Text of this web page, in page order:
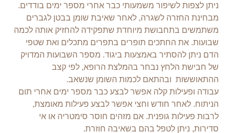
ניתן לצפות לשיפור משמעותי כבר אחרי מספר ימים בודדים.
מבחינת החזרה לשגרה, לאחר שאיבת שומן בבטן לגברים
משתמשים בתחבושת מיוחדת שתפקידה להחזיק אותה לכמה
שבועות. את החתכים תופרים בתפרים מתכלים ואת שטפי
הדם ניתן להסתיר באמצעות ביגוד. מספר השבועות המדויק
של חבישת הלחץ נבחר בהמלצת הרופא, לפי קצב
ההתאוששות ובהתאם לכמות השומן שנשאב.
עבודה ופעילות קלה אפשר לבצע כבר מספר ימים אחרי תום
הניתוח. לאחר חודש וחצי אפשר לבצע פעילות מאומצת,
לרבות פעילות גופנית. אם מזהים חוסר סימטריה או אי
סדירות, ניתן לטפל בהם בשאיבה חוזרת.